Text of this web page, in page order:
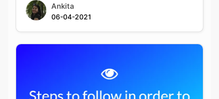
Ankita
06-04-2021